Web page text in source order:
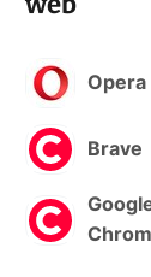
Opera
Brave